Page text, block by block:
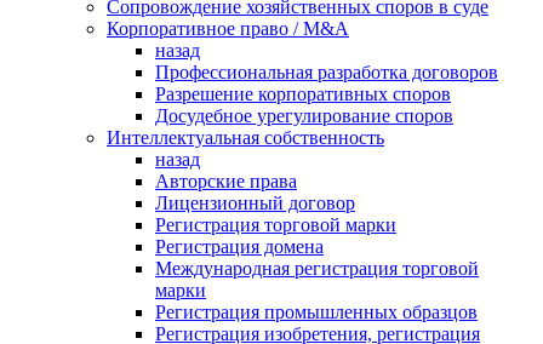
Сопровождение хозяйственных споров в суде
Корпоративное право / M&A
назад
Профессиональная разработка договоров
Разрешение корпоративных споров
Досудебное урегулирование споров
Интеллектуальная собственность
назад
Авторские права
Лицензионный договор
Регистрация торговой марки
Регистрация домена
Международная регистрация торговой
марки
Регистрация промышленных образцов
Регистрация изобретения, регистрация